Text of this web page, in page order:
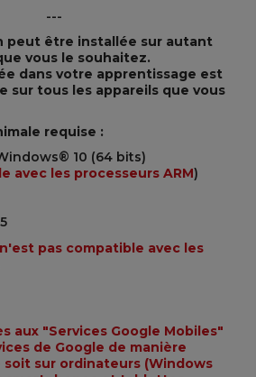
---
peut être installée sur autant
vous le souhaitez.
dans votre apprentissage est
sur tous les appareils que vous
requise :
10 (64 bits)
avec les processeurs ARM)
pas compatible avec les
aux "Services Google Mobiles"
de Google de manière
soit sur ordinateurs (Windows